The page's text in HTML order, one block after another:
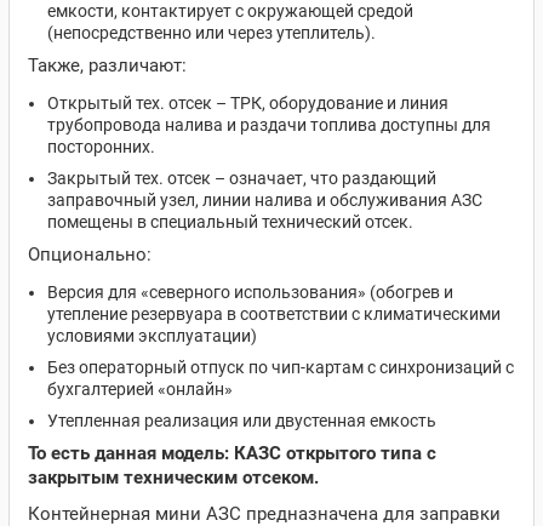
емкости, контактирует с окружающей средой
(непосредственно или через утеплитель).
Также, различают:
Открытый тех. отсек – ТРК, оборудование и линия
трубопровода налива и раздачи топлива доступны для
посторонних.
Закрытый тех. отсек – означает, что раздающий
заправочный узел, линии налива и обслуживания АЗС
помещены в специальный технический отсек.
Опционально:
Версия для «северного использования» (обогрев и
утепление резервуара в соответствии с климатическими
условиями эксплуатации)
Без операторный отпуск по чип-картам с синхронизаций с
бухгалтерией «онлайн»
Утепленная реализация или двустенная емкость
То есть данная модель: КАЗС открытого типа с
закрытым техническим отсеком.
Контейнерная мини АЗС предназначена для заправки